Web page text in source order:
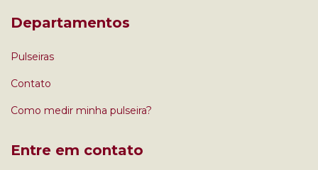
Departamentos
Pulseiras
Contato
Como medir minha pulseira?
Entre em contato